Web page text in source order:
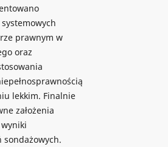
prawnym w
oraz
lekkim. Finalnie
założenia
sondażowych.